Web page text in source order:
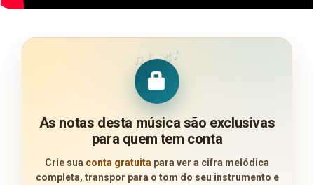
♫♩♯♪
As notas desta música são exclusivas
para quem tem conta
Crie sua conta gratuita para ver a cifra melódica
completa, transpor para o tom do seu instrumento e